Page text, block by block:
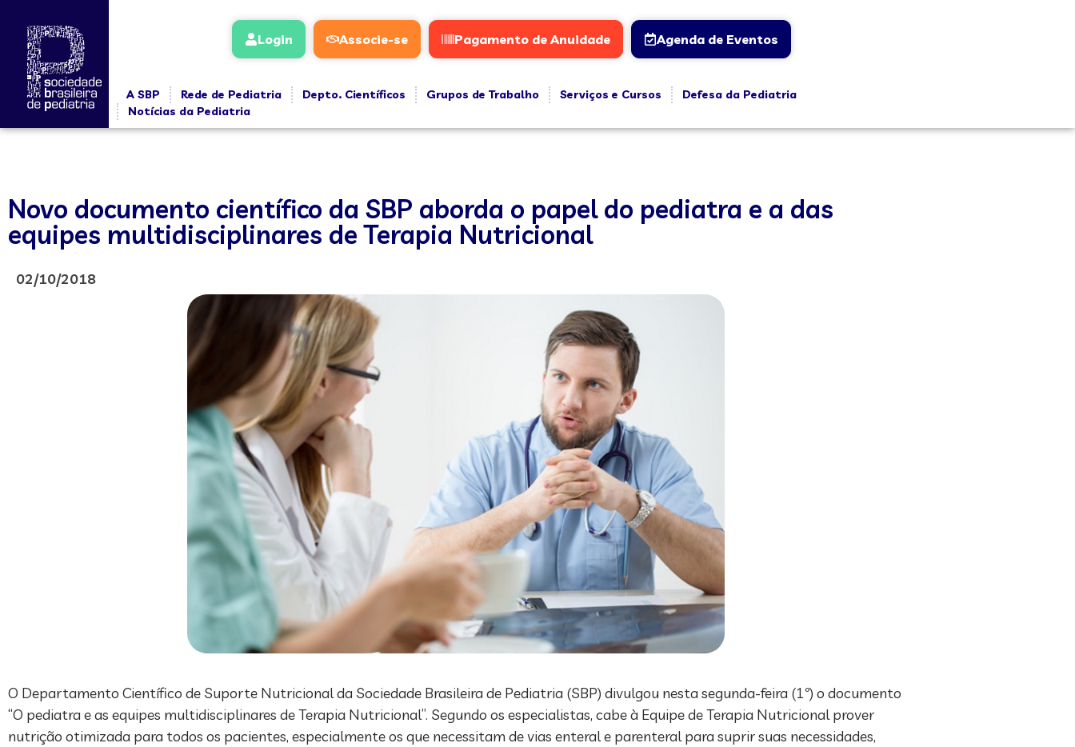
Login Associe-se Pagamento de Anuidade Agenda de Eventos
A SBP Rede de Pediatria Depto. Científicos Grupos de Trabalho Serviços e Cursos
Defesa da Pediatria
Notícias da Pediatria
Novo documento científico da SBP aborda o papel do pediatra e a das
equipes multidisciplinares de Terapia Nutricional
02/10/2018
O Departamento Científico de Suporte Nutricional da Sociedade Brasileira de Pediatria (SBP) divulgou nesta segunda-feira (1º) o documento
“O pediatra e as equipes multidisciplinares de Terapia Nutricional”. Segundo os especialistas, cabe à Equipe de Tera­pia Nutricional prover
nutrição otimizada para todos os pacientes, especialmente os que neces­sitam de vias enteral e parenteral para suprir suas necessidades,